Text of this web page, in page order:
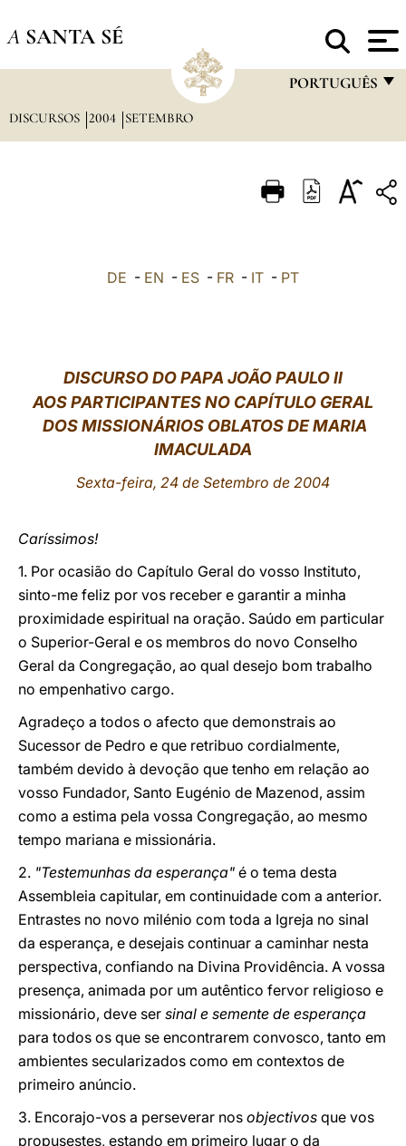
A SANTA SÉ
PORTUGUÊS
ITALIANO
中文
LATINE
DISCURSOS 2004 SETEMBRO
DE - EN - ES - FR - IT - PT
DISCURSO DO PAPA JOÃO PAULO II
AOS PARTICIPANTES NO CAPÍTULO GERAL
DOS MISSIONÁRIOS OBLATOS DE MARIA
IMACULADA
Sexta-feira, 24 de Setembro de 2004
Caríssimos!
1. Por ocasião do Capítulo Geral do vosso Instituto,
sinto-me feliz por vos receber e garantir a minha
proximidade espiritual na oração. Saúdo em particular
o Superior-Geral e os membros do novo Conselho
Geral da Congregação, ao qual desejo bom trabalho
no empenhativo cargo.
Agradeço a todos o afecto que demonstrais ao
Sucessor de Pedro e que retribuo cordialmente,
também devido à devoção que tenho em relação ao
vosso Fundador, Santo Eugénio de Mazenod, assim
como a estima pela vossa Congregação, ao mesmo
tempo mariana e missionária.
2. "Testemunhas da esperança" é o tema desta
Assembleia capitular, em continuidade com a anterior.
Entrastes no novo milénio com toda a Igreja no sinal
da esperança, e desejais continuar a caminhar nesta
perspectiva, confiando na Divina Providência. A vossa
presença, animada por um autêntico fervor religioso e
missionário, deve ser sinal e semente de esperança
para todos os que se encontrarem convosco, tanto em
ambientes secularizados como em contextos de
primeiro anúncio.
3. Encorajo-vos a perseverar nos objectivos que vos
propusestes, estando em primeiro lugar o da